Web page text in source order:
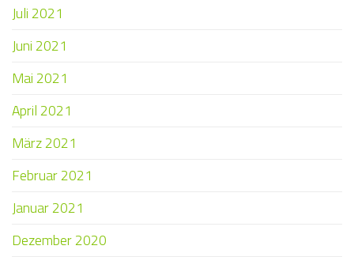
Juli 2021
Juni 2021
Mai 2021
April 2021
März 2021
Februar 2021
Januar 2021
Dezember 2020